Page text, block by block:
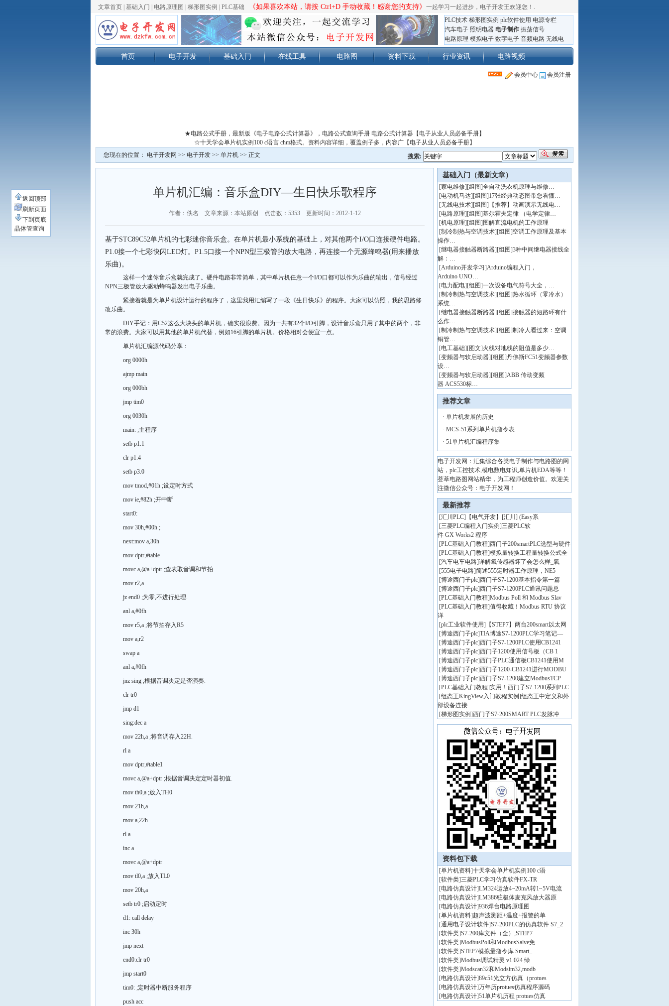
文章首页 基础入门 电路原理图 梯形图实例 PLC基础 《如果喜欢本站，请按 Ctrl+D 手动收藏！感谢您的支持》 一起学习一起进步，电子开发王欢迎您！ .
PLC技术 梯形图实例 plc软件使用 电源专栏
汽车电子 照明电器 电子制作 振荡信号
电路原理 模拟电子 数字电子 音频电路 无线电
首页 电子开发 基础入门 在线工具 电路图 资料下载 行业资讯 电路视频
会员中心 会员注册
★电路公式手册，最新版《电子电路公式计算器》，电路公式查询手册 电路公式计算器【电子从业人员必备手册】
☆十天学会单片机实例100 c语言 chm格式。资料内容详细，覆盖例子多，内容广【电子从业人员必备手册】
搜索:
您现在的位置： 电子开发网 >> 电子开发 >> 单片机 >> 正文
单片机汇编：音乐盒DIY—生日快乐歌程序
作者：佚名 文章来源：本站原创 点击数： 5353 更新时间：2012-1-12
基于STC89C52单片机的七彩迷你音乐盒。在单片机最小系统的基础上，对其他两个I/O口连接硬件电路。
P1.0接一个七彩快闪LED灯。P1.5口接一个NPN型三极管的放大电路，再连接一个无源蜂鸣器(用来播放
乐曲)。
这样一个迷你音乐盒就完成了。硬件电路非常简单，其中单片机任意一个I/O口都可以作为乐曲的输出，信号经过
NPN三极管放大驱动蜂鸣器发出电子乐曲。
紧接着就是为单片机设计运行的程序了，这里我用汇编写了一段《生日快乐》的程序。大家可以仿照，我的思路修
改乐曲。
DIY手记：用C52这么大块头的单片机，确实很浪费。因为一共有32个I/O引脚，设计音乐盒只用了其中的两个，非
常的浪费。大家可以用其他的单片机代替，例如16引脚的单片机。价格相对会便宜一点。
单片机汇编源代码分享：
org 0000h
ajmp main
org 000bh
jmp tim0
org 0030h
main: ;主程序
setb p1.1
clr p1.4
setb p3.0
mov tmod,#01h ;设定时方式
mov ie,#82h ;开中断
start0:
mov 30h,#00h ;
next:mov a,30h
mov dptr,#table
movc a,@a+dptr ;查表取音调和节拍
mov r2,a
jz end0 ;为零,不进行处理.
anl a,#0fh
mov r5,a ;将节拍存入R5
mov a,r2
swap a
anl a,#0fh
jnz sing ;根据音调决定是否演奏.
clr tr0
jmp d1
sing:dec a
mov 22h,a ;将音调存入22H.
rl a
mov dptr,#table1
movc a,@a+dptr ;根据音调决定定时器初值.
mov th0,a ;放入TH0
mov 21h,a
mov a,22h
rl a
inc a
movc a,@a+dptr
mov tl0,a ;放入TL0
mov 20h,a
setb tr0 ;启动定时
d1: call delay
inc 30h
jmp next
end0:clr tr0
jmp start0
tim0: ;定时器中断服务程序
push acc
基础入门（最新文章）
[家电维修][组图]全自动洗衣机原理与维修…
[电动机马达][组图]17张经典动态图带您看懂…
[无线电技术][组图] 【推荐】动画演示无线电…
[电路原理][组图]基尔霍夫定律 （电学定律…
[机电原理][组图] 图解直流电机的工作原理
[制冷制热与空调技术][组图]空调工作原理及基本
操作…
[继电器接触器断路器][组图]3种中间继电器接线全
解：…
[Arduino开发学习 ]Arduino编程入门，
Arduino UNO…
[电力配电][组图]一次设备电气符号大全，…
[制冷制热与空调技术][组图]热水循环（零冷水）
系统…
[继电器接触器断路器][组图]接触器的短路环有什
么作…
[制冷制热与空调技术][组图]制冷人看过来：空调
铜管…
[电工基础][图文]火线对地线的阻值是多少…
[变频器与软启动器][组图]丹佛斯FC51变频器参数
设…
[变频器与软启动器][组图]ABB 传动变频
器 ACS530标…
推荐文章
· 单片机发展的历史
· MCS-51系列单片机指令表
· 51单片机汇编程序集
电子开发网：汇集综合各类电子制作与电路图的网
站，plc工控技术,模电数电知识,单片机EDA等等！
荟萃电路图网站精华，为工程师创造价值。欢迎关
注微信公众号：电子开发网！
最新推荐
[汇川PLC] 【电气开发】[汇川] (Easy系
[三菱PLC编程入门实例]三菱PLC软
件 GX Works2 程序
[PLC基础入门教程]西门子200smartPLC选型与硬件
[PLC基础入门教程]模拟量转换工程量转换公式全
[汽车电车电路]详解氧传感器坏了会怎么样_氧
[555电子电路]简述555定时器工作原理，NE5
[博途西门子plc]西门子S7-1200基本指令第一篇
[博途西门子plc]西门子S7-1200PLC通讯问题总
[PLC基础入门教程]Modbus Poll 和 Modbus Slav
[PLC基础入门教程]值得收藏！Modbus RTU 协议
详
[plc工业软件使用] 【STEP7】两台200smart以太网
[博途西门子plc]TIA博途S7-1200PLC学习笔记—
[博途西门子plc]西门子S7-1200PLC使用CB1241
[博途西门子plc]西门子1200使用信号板（CB 1
[博途西门子plc]西门子PLC通信板CB1241使用M
[博途西门子plc]西门子1200-CB1241进行MODBU
[博途西门子plc]西门子S7-1200建立ModbusTCP
[PLC基础入门教程]实用！西门子S7-1200系列PLC
[组态王KingView入门教程实例]组态王中定义和外
部设备连接
[梯形图实例]西门子S7-200SMART PLC发脉冲
资料包下载
[单片机资料]十天学会单片机实例100 c语
[软件类]三菱PLC学习仿真软件FX-TR
[电路仿真设计]LM324运放4~20mA转1~5V电流
[电路仿真设计]LM386驻极体麦克风放大器原
[电路仿真设计]936焊台电路原理图
[单片机资料]超声波测距+温度+报警的单
[通用电子设计软件]S7-200PLC的仿真软件 S7_2
[软件类]S7-200库文件（全）,STEP7
[软件类]ModbusPoll和ModbusSalve免
[软件类]STEP7模拟量指令库 Smart_
[软件类]Modbus调试精灵 v1.024 绿
[软件类]Modscan32和Modsim32,modb
[电路仿真设计]89c51光立方仿真（protues
[电路仿真设计]万年历protues仿真程序源码
[电路仿真设计]51单片机历程 protues仿真
返回顶部
刷新页面
下到页底
晶体管查询